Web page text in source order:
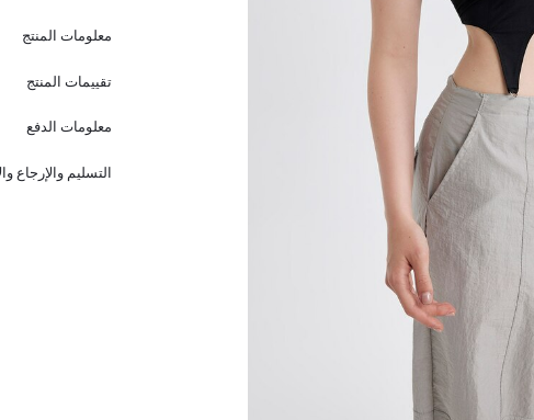
معلومات المنتج
تقييمات المنتج
معلومات الدفع
التسليم والإرجاع